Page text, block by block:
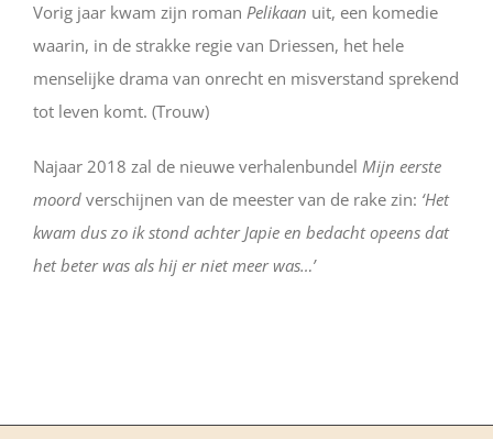
Vorig jaar kwam zijn roman Pelikaan uit, een komedie
waarin, in de strakke regie van Driessen, het hele
menselijke drama van onrecht en misverstand sprekend
tot leven komt. (Trouw)
Najaar 2018 zal de nieuwe verhalenbundel Mijn eerste
moord verschijnen van de meester van de rake zin: ‘Het
kwam dus zo ik stond achter Japie en bedacht opeens dat
het beter was als hij er niet meer was…’